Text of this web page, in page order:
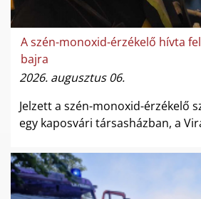
A szén-monoxid-érzékelő hívta
bajra
2026. augusztus 06.
Jelzett a szén-monoxid-érzékelő
egy kaposvári társasházban, a